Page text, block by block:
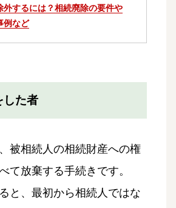
外するには？相続廃除の要件や
例など
した者
被相続人の相続財産への権
て放棄する手続きです。
と、最初から相続人ではな